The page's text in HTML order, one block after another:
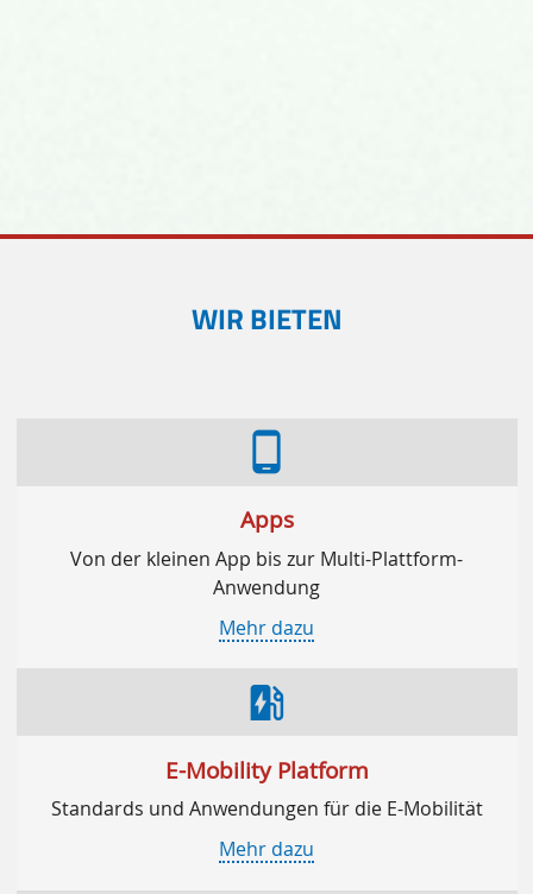
WIR BIETEN
phone_android
Apps
Von der kleinen App bis zur Multi-Plattform-
Anwendung
Mehr dazu
ev_station
E-Mobility Platform
Standards und Anwendungen für die E-Mobilität
Mehr dazu